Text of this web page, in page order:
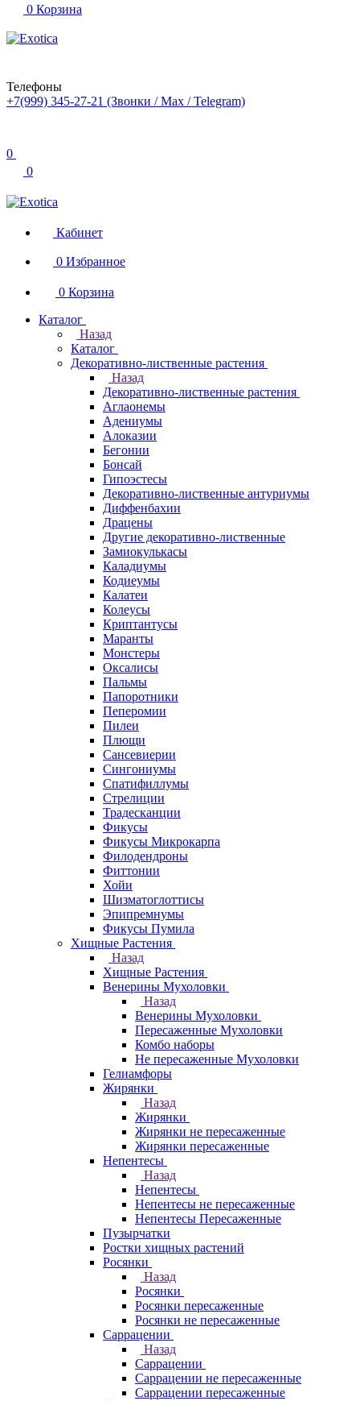
0 Корзина
Телефоны
+7(999) 345-27-21 (Звонки / Max / Telegram)
0
0
Кабинет
0 Избранное
0 Корзина
Каталог
Назад
Каталог
Декоративно-лиственные растения
Назад
Декоративно-лиственные растения
Аглаонемы
Адениумы
Алоказии
Бегонии
Бонсай
Гипоэстесы
Декоративно-лиственные антуриумы
Диффенбахии
Драцены
Другие декоративно-лиственные
Замиокулькасы
Каладиумы
Кодиеумы
Калатеи
Колеусы
Криптантусы
Маранты
Монстеры
Оксалисы
Пальмы
Папоротники
Пеперомии
Пилеи
Плющи
Сансевиерии
Сингониумы
Спатифиллумы
Стрелиции
Традесканции
Фикусы
Фикусы Микрокарпа
Филодендроны
Фиттонии
Хойи
Шизматоглоттисы
Эпипремнумы
Фикусы Пумила
Хищные Растения
Назад
Хищные Растения
Венерины Мухоловки
Назад
Венерины Мухоловки
Пересаженные Мухоловки
Комбо наборы
Не пересаженные Мухоловки
Гелиамфоры
Жирянки
Назад
Жирянки
Жирянки не пересаженные
Жирянки пересаженные
Непентесы
Назад
Непентесы
Непентесы не пересаженные
Непентесы Пересаженные
Пузырчатки
Ростки хищных растений
Росянки
Назад
Росянки
Росянки пересаженные
Росянки не пересаженные
Саррацении
Назад
Саррацении
Саррацении не пересаженные
Саррацении пересаженные